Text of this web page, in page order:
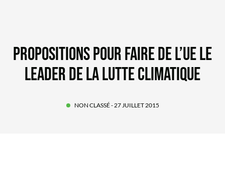
PROPOSITIONS POUR FAIRE DE L’UE LE
LEADER DE LA LUTTE CLIMATIQUE
NON CLASSÉ- 27 JUILLET 2015